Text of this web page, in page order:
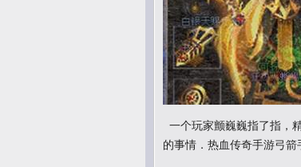
一个玩家颤巍巍指了指，
的事情．热血传奇手游弓